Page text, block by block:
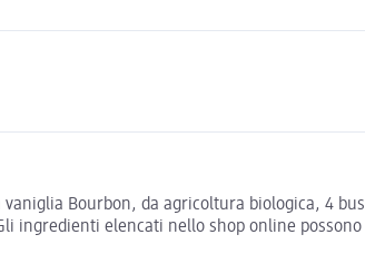
Bourbon, da agricoltura biologica, 4
ingredienti elencati nello shop online